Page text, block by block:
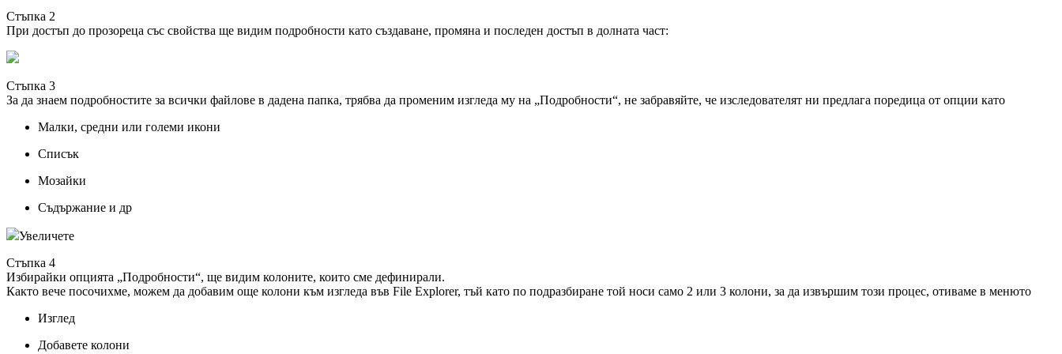
Стъпка 2
При достъп до прозореца със свойства ще видим подробности като създаване, промяна и последен достъп в долната част:
Стъпка 3
За да знаем подробностите за всички файлове в дадена папка, трябва да променим изгледа му на „Подробности“, не забравяйте, че изследователят ни предлага поредица от опции като
Малки, средни или големи икони
Списък
Мозайки
Съдържание и др
Увеличете
Стъпка 4
Избирайки опцията „Подробности“, ще видим колоните, които сме дефинирали.
Както вече посочихме, можем да добавим още колони към изгледа във File Explorer, тъй като по подразбиране той носи само 2 или 3 колони, за да извършим този процес, отиваме в менюто
Изглед
Добавете колони